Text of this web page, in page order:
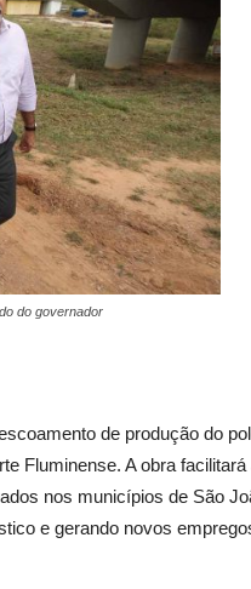
do governador
de produção do
Fluminense. A obra
nos municípios de São
e gerando novos